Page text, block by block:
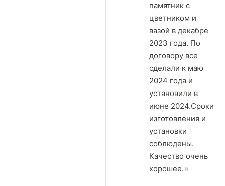
памятник с
цветником и
вазой в декабре
2023 года. По
договору все
сделали к маю
2024 года и
установили в
июне 2024.Сроки
изготовления и
установки
соблюдены.
Качество очень
хорошее.